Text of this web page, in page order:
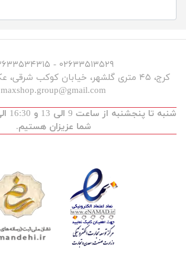
۰۲۶۳۳۵۱۳۵۲۹ - ۰۲۶۳۳۵۳۴۳۱۵
کرج، ۴۵ متری گلشهر، خیابان کوکب شرقی، عکس و فیلم مکث
maxshop.group@gmail.com
شما عزیزان هستیم.